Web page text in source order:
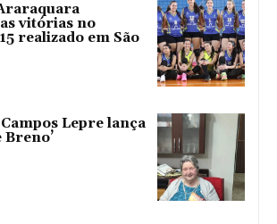
vitórias no
realizado em São
Campos Lepre lança
Breno’